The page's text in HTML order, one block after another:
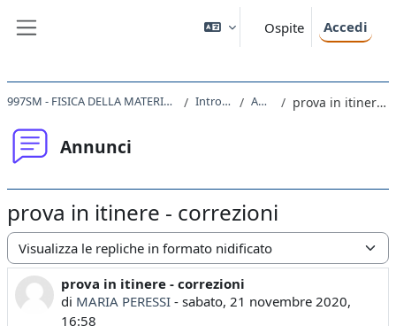
Ospite Accedi
997SM - FISICA DELLA MATERIA CONDENSATA I 2020 Introduction Annunci prova in itinere - correzioni
Annunci
prova in itinere - correzioni
Modalità visualizzazione
prova in itinere - correzioni
di MARIA PERESSI- sabato, 21 novembre 2020,
16:58
Numero di risposte: 0